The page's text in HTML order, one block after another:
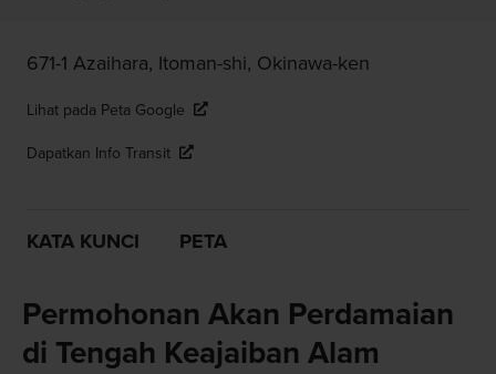
671-1 Azaihara, Itoman-shi, Okinawa-ken
Lihat pada Peta Google
Dapatkan Info Transit
KATA KUNCI PETA
Permohonan Akan Perdamaian
di Tengah Keajaiban Alam